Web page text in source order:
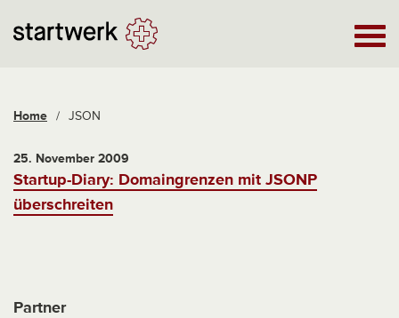
Home / JSON
25. November 2009
Startup-Diary: Domaingrenzen mit JSONP
überschreiten
Partner